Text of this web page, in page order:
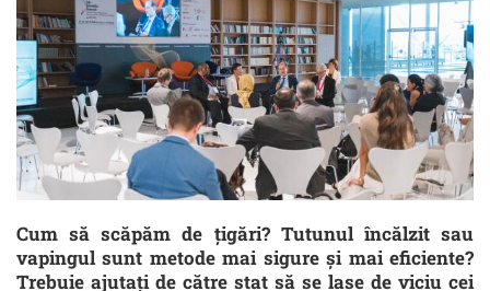
Cum să scăpăm de țigări? Tutunul încălzit sau
vapingul sunt metode mai sigure și mai eficiente?
Trebuie ajutați de către stat să se lase de viciu cei